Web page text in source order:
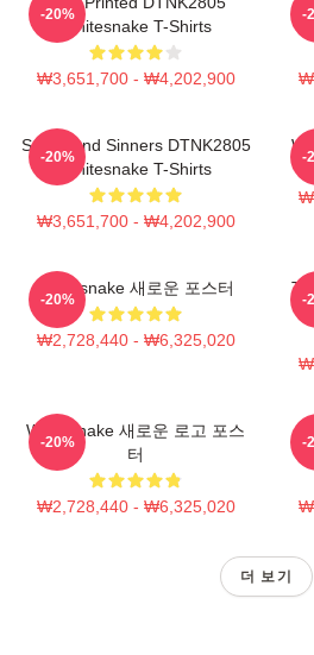
Whitesnake T-Shirts
₩3,651,700 - ₩4,202,900
-20% -
Saints And Sinners DTNK2805
Whitesnake T-Shirts
₩3,651,700 - ₩4,202,900
-20% -
Whitesnake 새로운 포스터
₩2,728,440 - ₩6,325,020
-20% -
Whitesnake 새로운 로고 포스
터
₩2,728,440 - ₩6,325,020
-20% -
더 보기